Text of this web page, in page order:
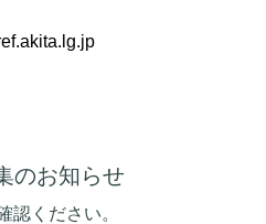
のお知らせ
認ください。